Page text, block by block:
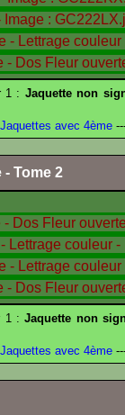
1 : Jaquette non
Jaquettes avec 4ème
Tome 2
1 :Jaquette non
Jaquettes avec 4ème